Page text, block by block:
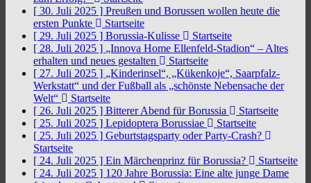
[ 30. Juli 2025 ] Preußen und Borussen wollen heute die
ersten Punkte
Startseite
[ 29. Juli 2025 ] Borussia-Kulisse
Startseite
[ 28. Juli 2025 ] „Innova Home Ellenfeld-Stadion“ – Altes
erhalten und neues gestalten
Startseite
[ 27. Juli 2025 ] „Kinderinsel“, „Kükenkoje“, Saarpfalz-
Werkstatt“ und der Fußball als „schönste Nebensache der
Welt“
Startseite
[ 26. Juli 2025 ] Bitterer Abend für Borussia
Startseite
[ 25. Juli 2025 ] Lepidoptera Borussiae
Startseite
[ 25. Juli 2025 ] Geburtstagsparty oder Party-Crash?
Startseite
[ 24. Juli 2025 ] Ein Märchenprinz für Borussia?
Startseite
[ 24. Juli 2025 ] 120 Jahre Borussia: Eine alte junge Dame